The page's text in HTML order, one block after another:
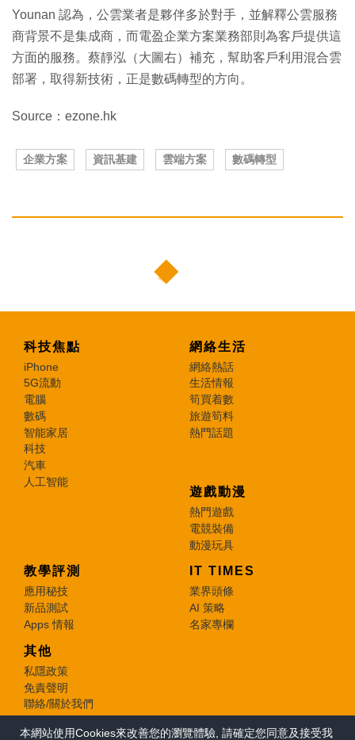
本網站使用Cookies來改善您的瀏覽體驗, 請確定您同意及接受我
Younan 認為，公雲業者是夥伴多於對手，並解釋公雲服務
商背景不是集成商，而電盈企業方案業務部則為客戶提供這
方面的服務。蔡靜泓（大圖右）補充，幫助客戶利用混合雲
部署，取得新技術，正是數碼轉型的方向。
Source：ezone.hk
企業方案 資訊基建 雲端方案 數碼轉型
科技焦點
iPhone
5G流動
電腦
數碼
智能家居
科技
汽車
人工智能
網絡生活
網絡熱話
生活情報
筍買着數
旅遊筍料
熱門話題
遊戲動漫
熱門遊戲
電競裝備
動漫玩具
教學評測
應用秘技
新品測試
Apps 情報
IT TIMES
業界頭條
AI 策略
名家專欄
其他
私隱政策
免責聲明
聯絡/關於我們
© 2026 e-zone. All Rights Reserved.